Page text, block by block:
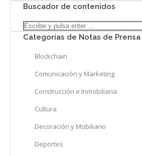
Buscador de contenidos
Search:
Categorías de Notas de Prensa
Blockchain
Comunicación y Marketing
Construcción e Inmobiliaria
Cultura
Decoración y Mobiliario
Deportes